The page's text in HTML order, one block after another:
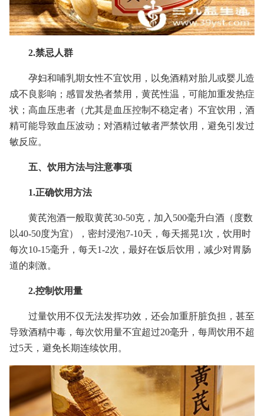
2.禁忌人群
孕妇和哺乳期女性不宜饮用，以免酒精对胎儿或婴儿造
成不良影响；感冒发热者禁用，黄芪性温，可能加重发热症
状；高血压患者（尤其是血压控制不稳定者）不宜饮用，酒
精可能导致血压波动；对酒精过敏者严禁饮用，避免引发过
敏反应。
五、饮用方法与注意事项
1.正确饮用方法
黄芪泡酒一般取黄芪30-50克，加入500毫升白酒（度数
以40-50度为宜），密封浸泡7-10天，每天摇晃1次，饮用时
每次10-15毫升，每天1-2次，最好在饭后饮用，减少对胃肠
道的刺激。
2.控制饮用量
过量饮用不仅无法发挥功效，还会加重肝脏负担，甚至
导致酒精中毒，每次饮用量不宜超过20毫升，每周饮用不超
过5天，避免长期连续饮用。